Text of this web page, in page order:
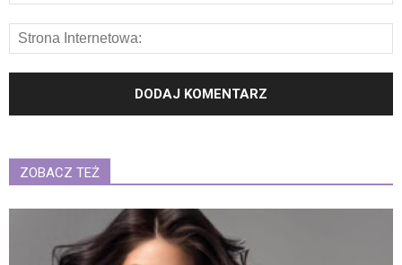
ZOBACZ TEŻ